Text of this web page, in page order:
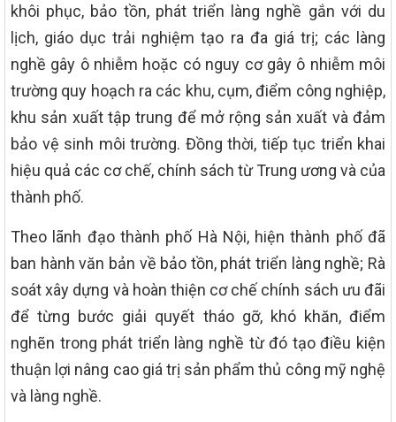
khôi phục, bảo tồn, phát triển làng nghề gắn với du
lịch, giáo dục trải nghiệm tạo ra đa giá trị; các làng
nghề gây ô nhiễm hoặc có nguy cơ gây ô nhiễm môi
trường quy hoạch ra các khu, cụm, điểm công nghiệp,
khu sản xuất tập trung để mở rộng sản xuất và đảm
bảo vệ sinh môi trường. Đồng thời, tiếp tục triển khai
hiệu quả các cơ chế, chính sách từ Trung ương và của
thành phố.
Theo lãnh đạo thành phố Hà Nội, hiện thành phố đã
ban hành văn bản về bảo tồn, phát triển làng nghề; Rà
soát xây dựng và hoàn thiện cơ chế chính sách ưu đãi
để từng bước giải quyết tháo gỡ, khó khăn, điểm
nghẽn trong phát triển làng nghề từ đó tạo điều kiện
thuận lợi nâng cao giá trị sản phẩm thủ công mỹ nghệ
và làng nghề.